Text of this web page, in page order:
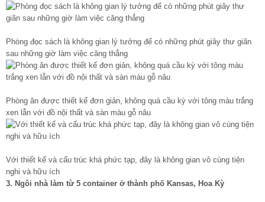
Phòng đọc sách là không gian lý tưởng để có những phút giây thư giãn
sau những giờ làm việc căng thẳng
Phòng ăn được thiết kế đơn giản, không quá cầu kỳ với tông màu trắng
xen lẫn với đồ nội thất và sàn màu gỗ nâu
Với thiết kế và cấu trúc khá phức tạp, đây là không gian vô cùng tiện
nghi và hữu ích
3. Ngôi nhà làm từ 5 container ở thành phố Kansas, Hoa Kỳ